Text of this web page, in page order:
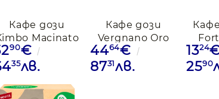
Кафе дози
Macinato
Fresco, 100бр.
90€
35лв.
Кафе дози
Vergnano Oro
pods, 150 бр.
4464€
8731лв.
1324
2590